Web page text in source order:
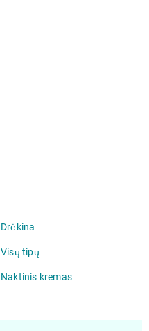
Drėkina
Visų tipų
Naktinis kremas